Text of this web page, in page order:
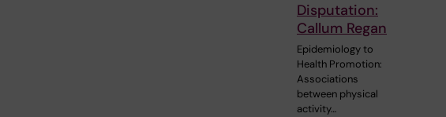
Disputation:
Callum Regan
Epidemiology to
Health Promotion:
Associations
between physical
activity…